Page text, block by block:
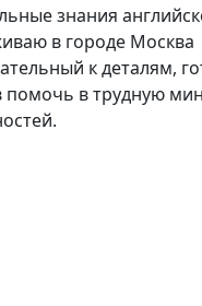
знания
в городе Москва
к деталям,
помочь в трудную